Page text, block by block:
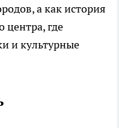
а как история
центра, где
и культурные